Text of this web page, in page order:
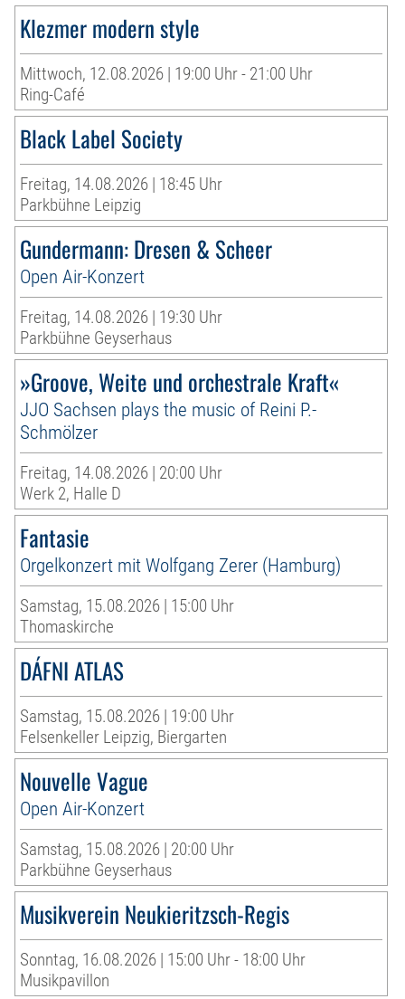
Klezmer modern style
Mittwoch, 12.08.2026 | 19:00 Uhr - 21:00 Uhr
Ring-Café
Black Label Society
Freitag, 14.08.2026 | 18:45 Uhr
Parkbühne Leipzig
Gundermann: Dresen & Scheer
Open Air-Konzert
Freitag, 14.08.2026 | 19:30 Uhr
Parkbühne Geyserhaus
»Groove, Weite und orchestrale Kraft«
JJO Sachsen plays the music of Reini P.-
Schmölzer
Freitag, 14.08.2026 | 20:00 Uhr
Werk 2, Halle D
Fantasie
Orgelkonzert mit Wolfgang Zerer (Hamburg)
Samstag, 15.08.2026 | 15:00 Uhr
Thomaskirche
DÁFNI ATLAS
Samstag, 15.08.2026 | 19:00 Uhr
Felsenkeller Leipzig, Biergarten
Nouvelle Vague
Open Air-Konzert
Samstag, 15.08.2026 | 20:00 Uhr
Parkbühne Geyserhaus
Musikverein Neukieritzsch-Regis
Sonntag, 16.08.2026 | 15:00 Uhr - 18:00 Uhr
Musikpavillon